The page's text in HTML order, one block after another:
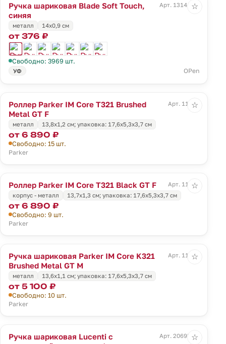
Ручка шариковая Blade Soft Touch,
синяя
Арт. 13141.40
металл 14х0,9 см
от 376 ₽
Свободно: 3969 шт.
УФ OPen
☆
Роллер Parker IM Core T321 Brushed
Metal GT F
Арт. 11928
металл 13,8x1,2 см; упаковка: 17,6x5,3x3,7 см
от 6 890 ₽
Свободно: 15 шт.
Parker
☆
Роллер Parker IM Core T321 Black GT F
Арт. 11929
корпус - металл
13,7x1,3 см; упаковка: 17,6x5,3x3,7 см
от 6 890 ₽
Свободно: 9 шт.
Parker
☆
Ручка шариковая Parker IM Core K321
Brushed Metal GT M
Арт. 11930
металл 13,6x1,1 см; упаковка: 17,6x5,3x3,7 см
от 5 100 ₽
Свободно: 10 шт.
Parker
☆
Ручка шариковая Lucenti с
Арт. 20695.40
☆